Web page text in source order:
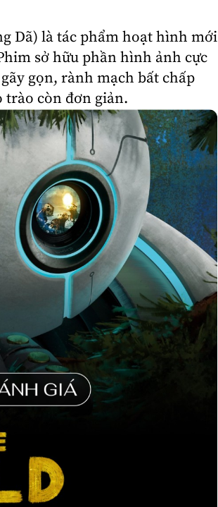
Dã) là tác phẩmhoạt hình mới
sở hữu phần hình ảnh cực
gọn, rành mạch bất chấp
trào còn đơn giản.